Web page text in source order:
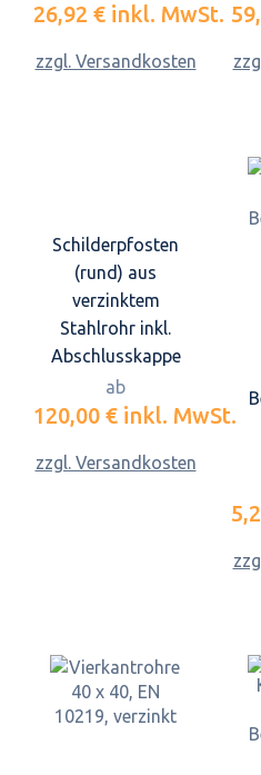
26,92 € inkl. MwSt.
zzgl. Versandkosten
Schilderpfosten
(rund) aus
verzinktem
Stahlrohr inkl.
Abschlusskappe
ab
120,00 € inkl. MwSt.
zzgl. Versandkosten